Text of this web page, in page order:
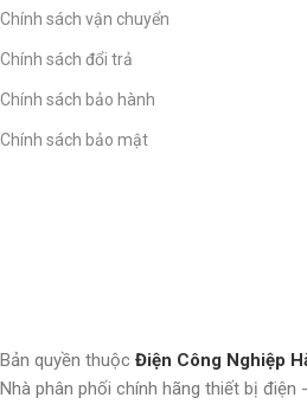
Chính sách vận chuyển
Chính sách đổi trả
Chính sách bảo hành
Chính sách bảo mật
Bản quyền thuộc Điện Công Nghiệp
Nhà phân phối chính hãng thiết bị